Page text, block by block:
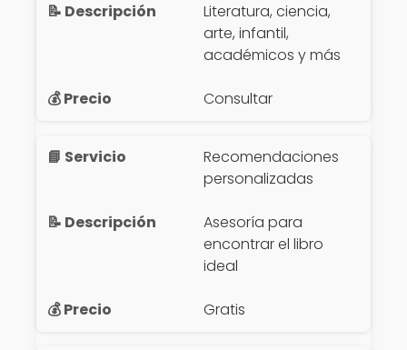
Literatura, ciencia,
arte, infantil,
académicos y más
Consultar
Recomendaciones
personalizadas
Asesoría para
encontrar el libro
ideal
Gratis